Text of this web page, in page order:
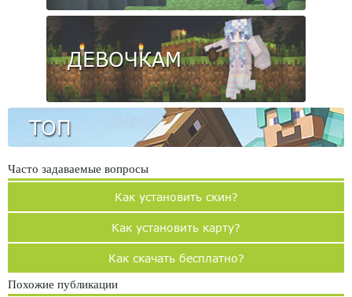
ДЕВОЧКАМ
ТОП
Часто задаваемые вопросы
Как установить скин?
Как установить карту?
Как скачать бесплатно?
Похожие публикации